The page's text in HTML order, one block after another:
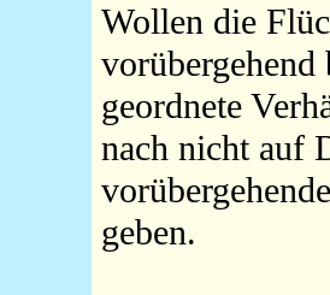
Wollen die
geordnete
nach nicht auf
geben.